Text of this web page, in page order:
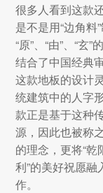
很多人看到这款
是不是用“边角
“原”、“由”、“玄
结合了中国经典
这款地板的设计
统建筑中的人字
款正是基于这种
源，因此也被称
的理念，更将“
利”的美好祝愿
作。